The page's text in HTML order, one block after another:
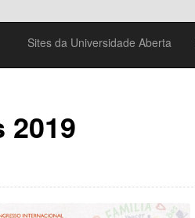
e Agenda
Sites da Universidade Aberta
2019